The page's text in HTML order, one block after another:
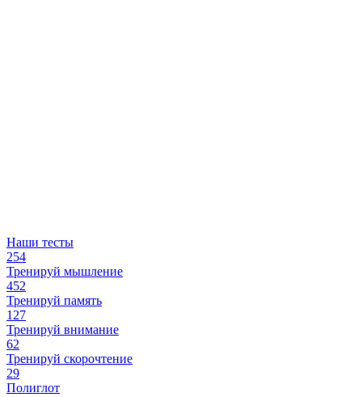
Наши тесты
254
Тренируй мышление
452
Тренируй память
127
Тренируй внимание
62
Тренируй скорочтение
29
Полиглот